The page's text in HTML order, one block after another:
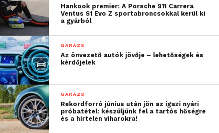
Hankook premier: A Porsche 911 Carrera
Ventus S1 Evo Z sportabroncsokkal kerül ki
a gyárból
GARÁZS
Az önvezető autók jövője – lehetőségek és
kérdőjelek
GARÁZS
Rekordforró június után jön az igazi nyári
próbatétel: készüljünk fel a tartós hőségre
és a hirtelen viharokra!